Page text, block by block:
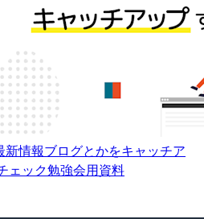
情報ブログとかをキャッチア
ェック勉強会用資料